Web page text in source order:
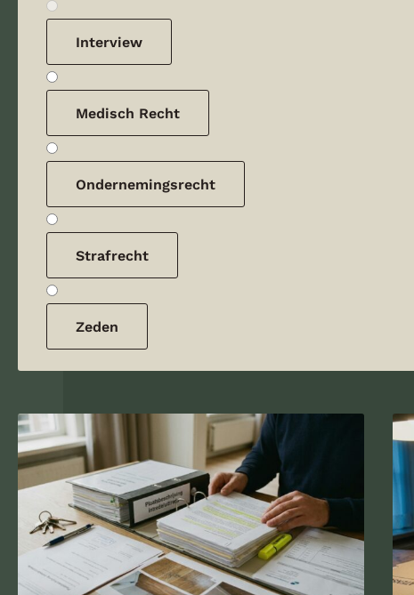
Interview
Medisch Recht
Ondernemingsrecht
Strafrecht
Zeden